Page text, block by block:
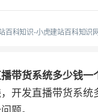
百科知识-小虎建站百科知识网
带货系统多少钱一
开发直播带货系统